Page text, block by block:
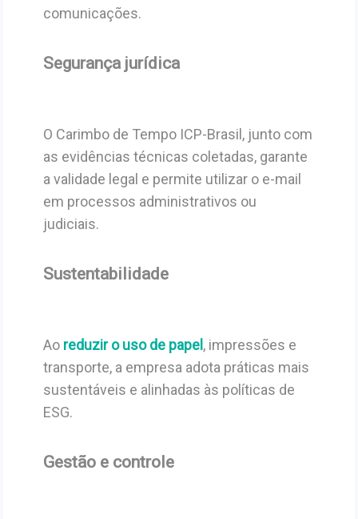
comunicações.
Segurança jurídica
O Carimbo de Tempo ICP-Brasil, junto com
as evidências técnicas coletadas, garante
a validade legal e permite utilizar o e-mail
em processos administrativos ou
judiciais.
Sustentabilidade
Ao reduzir o uso de papel, impressões e
transporte, a empresa adota práticas mais
sustentáveis e alinhadas às políticas de
ESG.
Gestão e controle